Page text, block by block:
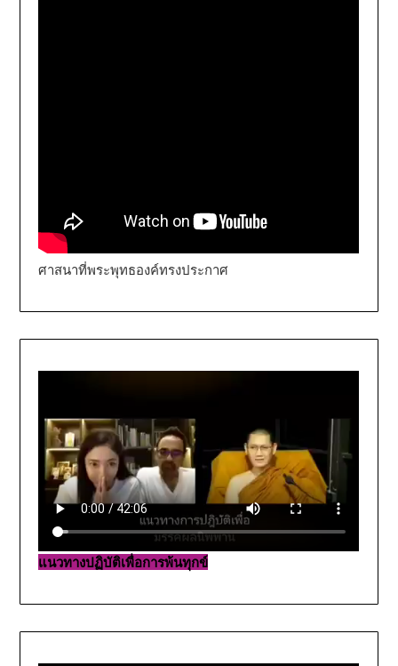
ศาสนาที่พระพุทธองค์ทรงประกาศ
แนวทางปฏิบัติเพื่อการพ้นทุกข์